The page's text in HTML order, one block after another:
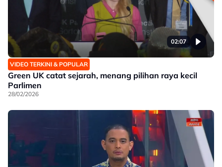
02:07
VIDEO TERKINI & POPULAR
Green UK catat sejarah, menang pilihan raya kecil
Parlimen
28/02/2026